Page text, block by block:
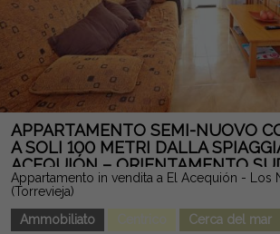
APPARTAMENTO SEMI-NUOVO
A SOLI 100 METRI DALLA
ACEQUIÓN – ORIENTAMENTO
CAMERE
Appartamento in vendita a El Acequión - Los
(Torrevieja)
Ammobiliato
Cerca del mar